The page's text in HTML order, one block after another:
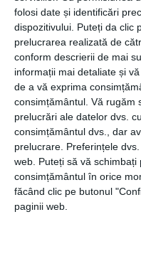
folosi date și identificări
dispozitivului. Puteți da clic
prelucrarea realizată de
conform descrierii de mai
informații mai detaliate și
de a vă exprima
consimțământul. Vă rugăm
prelucrări ale datelor dvs.
consimțământul dvs., dar
prelucrare. Preferințele
web. Puteți să vă
consimțământul în orice
făcând clic pe butonul
paginii web.
filtrele de cautare
furniza cele mai
cerintelor si
necesar sa realizezi
lucru destul de
oferta imobiliara la
Apelarea la